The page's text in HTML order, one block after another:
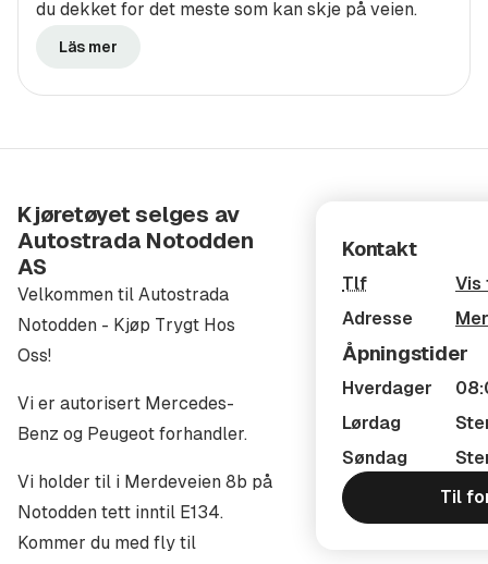
Drammen: 1 t. 10 min.
Skien 1 t. 5 min.
Oslo, Tønsberg, Larvik: 1 t. 40 min.
Jostein Kimerud Staalen Dir : 993 49 031
Rune Andreas Johansen Dir 934 61 474
rune.johansen@autostrada.com
Vi tar din bil i innbytte uavhengig av merke og
årsmodell. Vi kan kjøpe din bil direkte. Ta kontakt for å
få informasjon om innbytte og prisvurdering.
TILLEGGSUTSTYR
Er det noe på denne bilen du savner som for eksempel
du dekket for det meste som kan skje på veien.
Läs mer
Kjøretøyet selges av
Autostrada Notodden
AS
Velkommen til Autostrada
Notodden - Kjøp Trygt Hos
Oss!
Vi er autorisert Mercedes-
Benz og Peugeot forhandler.
Vi holder til i Merdeveien 8b på
Notodden tett inntil E134.
Kommer du med fly til
Kontakt
Tlf
Vis
Adresse
Åpningstider
Hverdager
Lørdag
Søndag
Til